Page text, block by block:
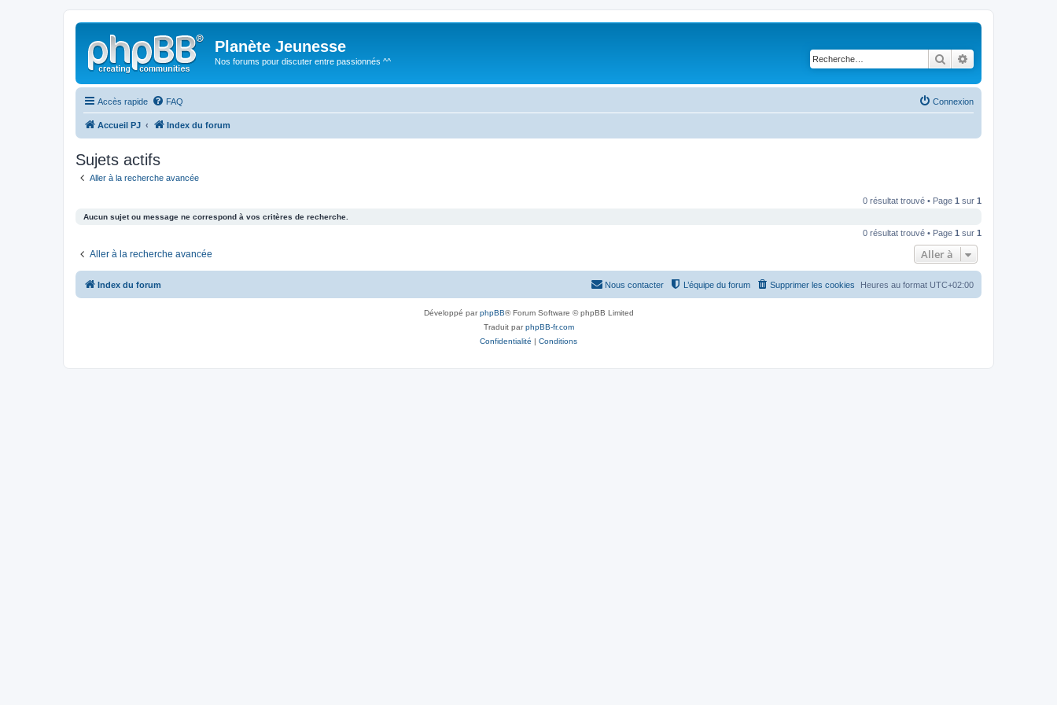
Planète Jeunesse
Nos forums pour discuter entre passionnés ^^ Rechercher
Accès rapide FAQ Connexion
Accueil PJ Index du forum
Sujets actifs
Aller à la recherche avancée
0 résultat trouvé • Page 1 sur 1
Aucun sujet ou message ne correspond à vos critères de recherche.
0 résultat trouvé • Page 1 sur 1
Aller à la recherche avancée Aller à
Index du forum Heures au format UTC+02:00
Supprimer les cookies
L’équipe du forum
Nous contacter
Développé parphpBB® Forum Software © phpBB Limited
Traduit parphpBB-fr.com
Confidentialité | Conditions